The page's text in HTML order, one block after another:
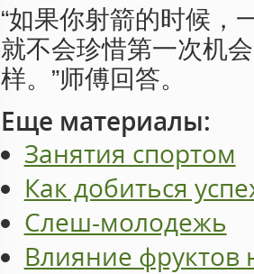
“如果你射箭的时候，
就不会珍惜第一次机
样。”师傅回答。
Еще материалы:
Занятия спортом
Как добиться
Слеш-молодежь
Влияние фруктов